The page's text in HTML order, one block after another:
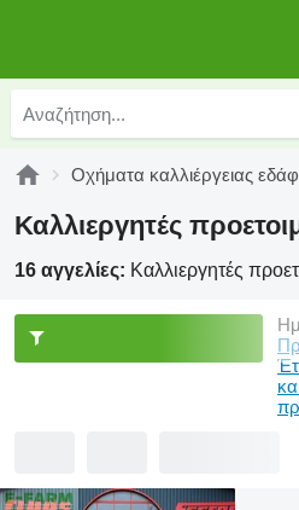
Οχήματα καλλιέργειας
Καλλιεργητές
16 αγγελίες: Καλλιεργητές